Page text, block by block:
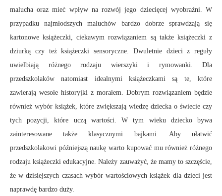
malucha oraz mieć wpływ na rozwój jego dziecięcej wyobraźni. W
przypadku najmłodszych maluchów bardzo dobrze sprawdzają się
kartonowe książeczki, ciekawym rozwiązaniem są także książeczki z
dziurką czy też książeczki sensoryczne. Dwuletnie dzieci z reguły
uwielbiają różnego rodzaju wierszyki i rymowanki. Dla
przedszkolaków natomiast idealnymi książeczkami są te, które
zawierają wesołe historyjki z morałem. Dobrym rozwiązaniem będzie
również wybór książek, które zwiększają wiedzę dziecka o świecie czy
tych pozycji, które uczą wartości. W tym wieku dziecko bywa
zainteresowane także klasycznymi bajkami. Aby ułatwić
przedszkolakowi późniejszą naukę warto kupować mu również różnego
rodzaju książeczki edukacyjne. Należy zauważyć, że mamy to szczęście,
że w dzisiejszych czasach wybór wartościowych książek dla dzieci jest
naprawdę bardzo duży.